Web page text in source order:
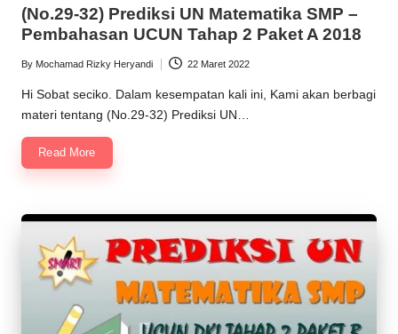
(No.29-32) Prediksi UN Matematika SMP –
Pembahasan UCUN Tahap 2 Paket A 2018
Posted
by
By Mochamad Rizky Heryandi 22 Maret 2022
Hi Sobat seciko. Dalam kesempatan kali ini, Kami akan berbagi
materi tentang (No.29-32) Prediksi UN…
Read More